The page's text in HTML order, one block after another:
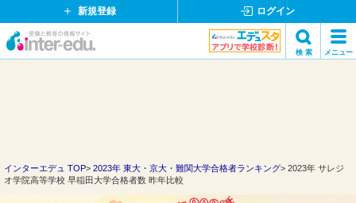
新規登録 ログイン
イ
ド
ッ
ト
検 索 メニュー
インターエデュ TOP 2023年 東大・京大・難関大学合格者ランキング
2023年 サレジ
オ学院高等学校 早稲田大学合格者数 昨年比較